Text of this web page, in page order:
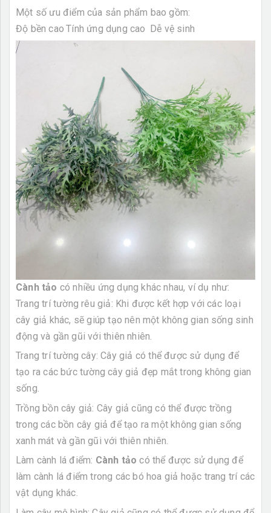
Một số ưu điểm của sản phẩm bao gồm:
Độ bền cao Tính ứng dụng cao Dễ vệ sinh
Cành tảo có nhiều ứng dụng khác nhau, ví dụ như:
Trang trí tường rêu giả: Khi được kết hợp với các loại
cây giả khác, sẽ giúp tạo nên một không gian sống sinh
động và gần gũi với thiên nhiên.
Trang trí tường cây: Cây giả có thể được sử dụng để
tạo ra các bức tường cây giả đẹp mắt trong không gian
sống.
Trồng bồn cây giả: Cây giả cũng có thể được trồng
trong các bồn cây giả để tạo ra một không gian sống
xanh mát và gần gũi với thiên nhiên.
Làm cành lá điểm: Cành tảocó thể được sử dụng để
làm cành lá điểm trong các bó hoa giả hoặc trang trí các
vật dụng khác.